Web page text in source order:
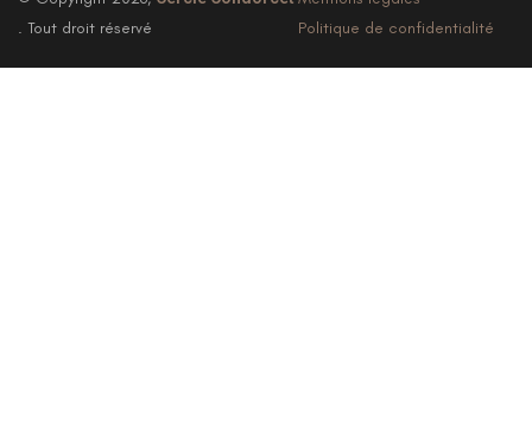
. Tout droit réservé
Politique de confidentialité